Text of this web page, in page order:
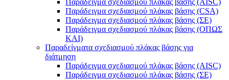
Παράδειγμα σχεδιασμού πλάκας βάσης (AISC)
Παράδειγμα σχεδιασμού πλάκας βάσης (CSA)
Παράδειγμα σχεδιασμού πλάκας βάσης (ΣΕ)
Παράδειγμα σχεδιασμού πλάκας βάσης (ΟΠΩΣ
ΚΑΙ)
Παραδείγματα σχεδιασμού πλάκας βάσης για
διάτμηση
Παράδειγμα σχεδιασμού πλάκας βάσης (AISC)
Παράδειγμα σχεδιασμού πλάκας βάσης (ΣΕ)